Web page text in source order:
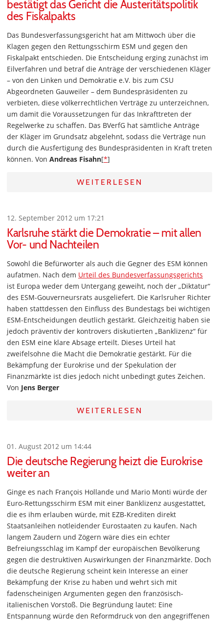
bestätigt das Gericht die Austeritätspolitik
des Fiskalpakts
Das Bundesverfassungsgericht hat am Mittwoch über die
Klagen gegen den Rettungsschirm ESM und gegen den
Fiskalpakt entschieden. Die Entscheidung erging zunächst im
Eilverfahren und betraf die Anträge der verschiedenen Kläger
– von den Linken und Demokratie e.V. bis zum CSU
Abgeordneten Gauweiler – dem Bundespräsidenten zu
verbieten, diese völkerrechtlichen Verträge zu unterzeichnen,
um damit die Voraussetzungen für das Inkrafttreten der
Regelwerke zu schaffen. Das BVerfG hat sämtliche Anträge
der Kläger im Grundsatz abgelehnt, sodass die Verträge nun
durch die Ausfertigung des Bundespräsidenten in Kraft treten
können. Von Andreas Fisahn[*]
WEITERLESEN
12. September 2012 um 17:21
Karlsruhe stärkt die Demokratie – mit allen
Vor- und Nachteilen
Sowohl die Befürworter als auch die Gegner des ESM können
aufatmen. Nach dem Urteil des Bundesverfassungsgerichts
ist Europa weder dem Untergang geweiht, noch der „Diktatur“
des ESM-Gouverneursrats ausgeliefert. Die Karlsruher Richter
haben stattdessen den Einfluss des Bundestags bei wichtigen
ESM-Entscheidungen deutlich gestärkt. Gleichzeitig haben sie
jedoch präventiv der kontrovers diskutierten „Banklizenz“ für
den ESM eine klare Absage erteilt. Dieses Urteil hat
zweifelsohne die Macht die Demokratie gestärkt. Für die
Bekämpfung der Eurokrise und der Spekulation der
Finanzmärkte ist dies jedoch nicht unbedingt gutes Zeichen.
Von Jens Berger
WEITERLESEN
01. August 2012 um 14:44
Die deutsche Regierung heizt die Eurokrise
weiter an
Ginge es nach François Hollande und Mario Monti würde der
Euro-Rettungsschirm ESM mit einer Banklizenz ausgestattet,
die es ihm erlauben würde, mit EZB-Krediten direkt
Staatsanleihen notleidender Eurostaaten zu kaufen. Nach
langem Zaudern und Zögern wäre dies ein echter
Befreiungsschlag im Kampf der europäischen Bevölkerung
gegen die destruktiven Auswirkungen der Finanzmärkte. Doch
die deutsche Regierung scheint kein Interesse an einer
Bekämpfung der Krise zu haben und wehrt sich mit
fadenscheinigen Argumenten gegen den französisch-
italienischen Vorstoß. Die Begründung lautet: Eine
Entspannung würde den Reformdruck von den angegriffenen